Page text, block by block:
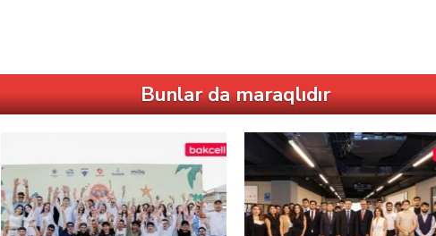
Bunlar da maraqlıdır